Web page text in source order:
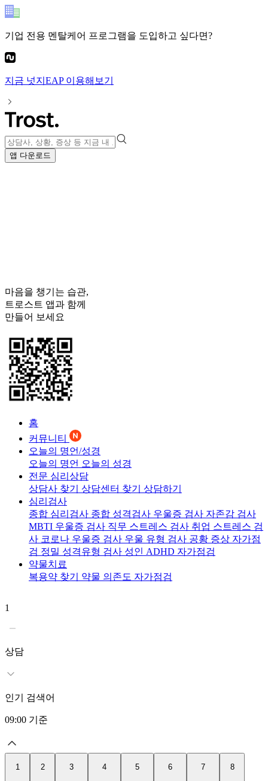
기업 전용 멘탈케어 프로그램을 도입하고 싶다면?
지금 넛지EAP이용해보기
앱 다운로드
마음을 챙기는 습관,
트로스트 앱과 함께
만들어 보세요
홈
커뮤니티
오늘의 명언/성경
오늘의 명언 오늘의 성경
전문 심리상담
상담사 찾기 상담센터 찾기 상담하기
심리검사
종합 심리검사 종합 성격검사 우울증 검사 자존감 검사
MBTI 우울증 검사 직무 스트레스 검사 취업 스트레스 검
사 코로나 우울증 검사 우울 유형 검사 공황 증상 자가점
검 정밀 성격유형 검사 성인 ADHD 자가점검
약물치료
복용약 찾기 약물 의존도 자가점검
1
상담
인기 검색어
09:00 기준
1 2 3 4 5 6 7 8